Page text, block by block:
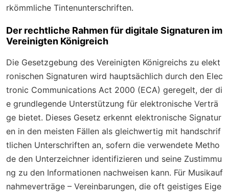
rkömmliche Tintenunterschriften.
Der rechtliche Rahmen für digitale Signaturen im
Vereinigten Königreich
Die Gesetzgebung des Vereinigten Königreichs zu elekt
ronischen Signaturen wird hauptsächlich durch den Elec
tronic Communications Act 2000 (ECA) geregelt, der di
e grundlegende Unterstützung für elektronische Verträ
ge bietet. Dieses Gesetz erkennt elektronische Signatur
en in den meisten Fällen als gleichwertig mit handschrif
tlichen Unterschriften an, sofern die verwendete Metho
de den Unterzeichner identifizieren und seine Zustimmu
ng zu den Informationen nachweisen kann. Für Musikauf
nahmeverträge – Vereinbarungen, die oft geistiges Eige